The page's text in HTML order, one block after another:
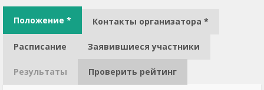
Положение * Контакты организатора *
Расписание Заявившиеся участники
Результаты Проверить рейтинг